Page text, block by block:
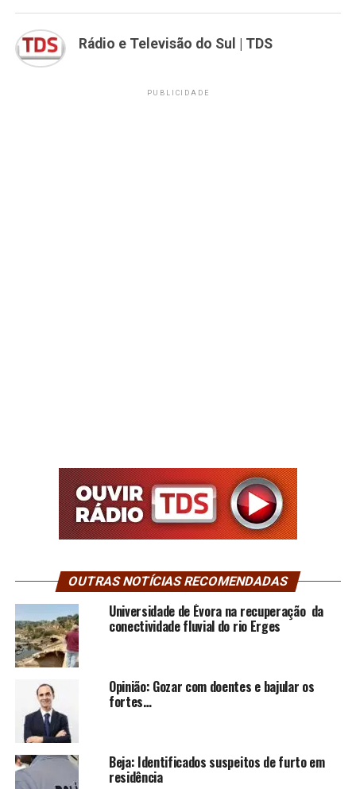
Rádio e Televisão do Sul | TDS
PUBLICIDADE
OUTRAS NOTÍCIAS RECOMENDADAS
Universidade de Évora na recuperação da
conectividade fluvial do rio Erges
Opinião: Gozar com doentes e bajular os
fortes…
Beja: Identificados suspeitos de furto em
residência